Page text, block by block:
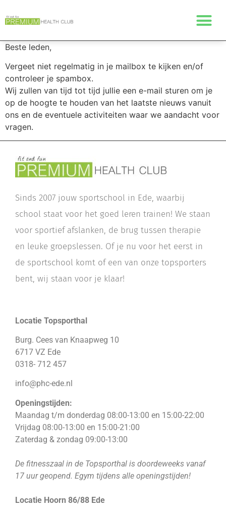
Beste leden,
Vergeet niet regelmatig in je mailbox te kijken en/of
controleer je spambox.
Wij zullen van tijd tot tijd jullie een e-mail sturen om je
op de hoogte te houden van het laatste nieuws vanuit
ons en de eventuele activiteiten waar we aandacht voor
vragen.
Sinds 2007 jouw sportschool in Ede, waarbij
school staat voor het goed leren trainen! We staan
voor sportief afslanken, de brug tussen therapie
en leuke groepslessen. Of je nu voor het eerst in
de sportschool komt of een van onze topsporters
bent, wij staan voor je klaar!
Locatie Topsporthal
Burg. Cees van Knaapweg 10
6717 VZ Ede
0318- 712 457
info@phc-ede.nl
Openingstijden:
Maandag t/m donderdag 08:00-13:00 en 15:00-22:00
Vrijdag 08:00-13:00 en 15:00-21:00
Zaterdag & zondag 09:00-13:00
De fitnesszaal in de Topsporthal is doordeweeks vanaf
17 uur geopend. Egym tijdens alle openingstijden!
Locatie Hoorn 86/88 Ede